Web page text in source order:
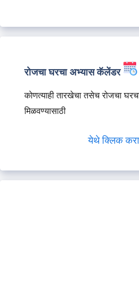
रोजचा घरचा अभ्यास कॅलेंडर
कोणत्याही तारखेचा तसेच रोजचा
मिळवण्यासाठी
येथे क्लिक करा